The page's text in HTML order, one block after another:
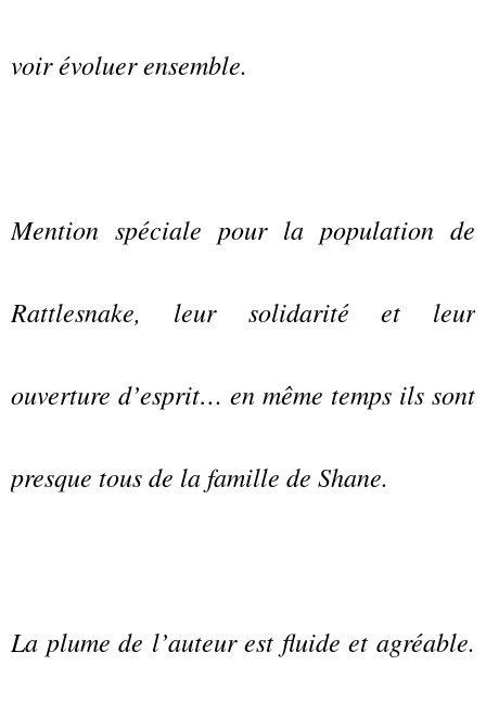
voir évoluer ensemble.
Mention spéciale pour la population de
Rattlesnake, leur solidarité et leur
ouverture d’esprit… en même temps ils sont
presque tous de la famille de Shane.
La plume de l’auteur est fluide et agréable.